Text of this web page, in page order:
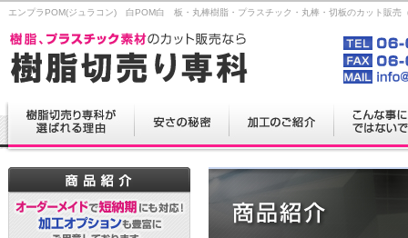
エンプラPOM(ジュラコン) 白POM白 板・丸棒樹脂・プラスチック・丸棒・切板のカット販売